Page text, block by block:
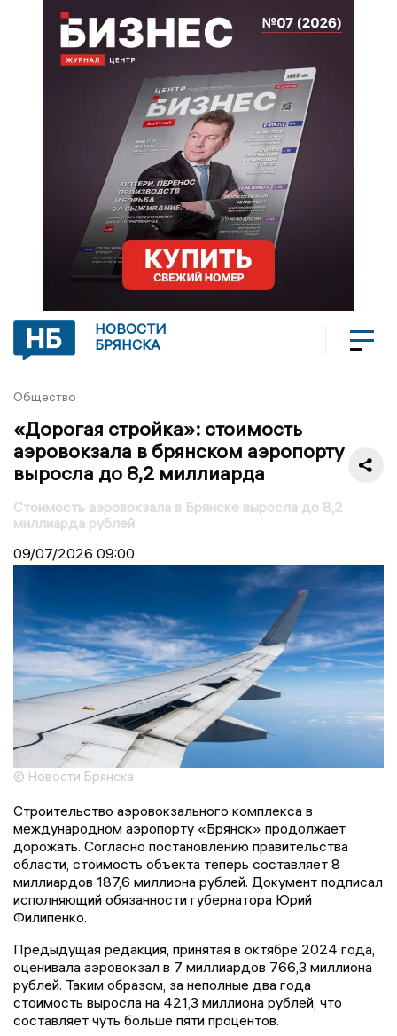
НОВОСТИ
БРЯНСКА
Общество
«Дорогая стройка»: стоимость
аэровокзала в брянском аэропорту
выросла до 8,2 миллиарда
Стоимость аэровокзала в Брянске выросла до 8,2
миллиарда рублей
09/07/2026 09:00
© Новости Брянска
Строительство аэровокзального комплекса в
международном аэропорту «Брянск» продолжает
дорожать. Согласно постановлению правительства
области, стоимость объекта теперь составляет 8
миллиардов 187,6 миллиона рублей. Документ подписал
исполняющий обязанности губернатора Юрий
Филипенко.
Предыдущая редакция, принятая в октябре 2024 года,
оценивала аэровокзал в 7 миллиардов 766,3 миллиона
рублей. Таким образом, за неполные два года
стоимость выросла на 421,3 миллиона рублей, что
составляет чуть больше пяти процентов.